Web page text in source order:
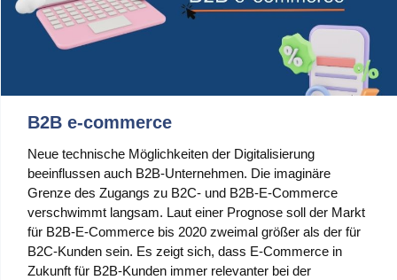
B2B e-commerce
Neue technische Möglichkeiten der Digitalisierung
beeinflussen auch B2B-Unternehmen. Die imaginäre
Grenze des Zugangs zu B2C- und B2B-E-Commerce
verschwimmt langsam. Laut einer Prognose soll der Markt
für B2B-E-Commerce bis 2020 zweimal größer als der für
B2C-Kunden sein. Es zeigt sich, dass E-Commerce in
Zukunft für B2B-Kunden immer relevanter bei der